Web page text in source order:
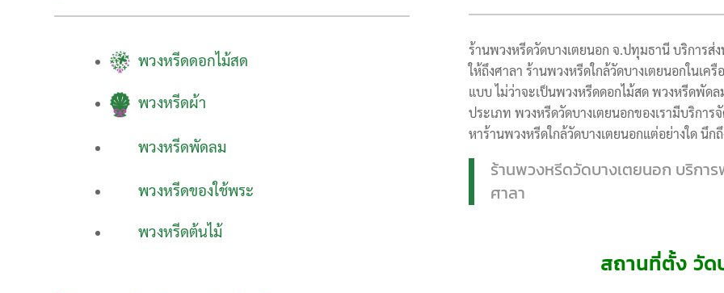
พวงหรีดดอกไม้สด
พวงหรีดผ้า
พวงหรีดพัดลม
พวงหรีดของใช้พระ
พวงหรีดต้นไม้
ร้านพวงหรีดวัดบางเตยนอก จ.ปทุมธานี บริการส่
ให้ถึงศาลา ร้านพวงหรีดใกล้วัดบางเตยนอกในเค
แบบ ไม่ว่าจะเป็นพวงหรีดดอกไม้สด พวงหรีดพัด
ประเภท พวงหรีดวัดบางเตยนอกของเรามีบริกา
หาร้านพวงหรีดใกล้วัดบางเตยนอกแต่อย่างใด นึ
ร้านพวงหรีดวัดบางเตยนอก บริกา
ศาลา
สถานที่ตั้ง วัด